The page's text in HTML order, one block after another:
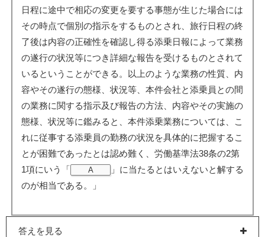
日程に途中で相応の変更を要する事態が生じた場合には
その時点で個別の指示をするものとされ、旅行日程の終
了後は内容の正確性を確認し得る添乗日報によって業務
の遂行の状況等につき詳細な報告を受けるものとされて
いるということができる。以上のような業務の性質、内
容やその遂行の態様、状況等、本件会社と添乗員との間
の業務に関する指示及び報告の方法、内容やその実施の
態様、状況等に鑑みると、本件添乗業務については、こ
れに従事する添乗員の勤務の状況を具体的に把握するこ
とが困難であったとは認め難く、労働基準法38条の2第
1項にいう「
A
」に当たるとはいえないと解する
のが相当である。」
答えを見る